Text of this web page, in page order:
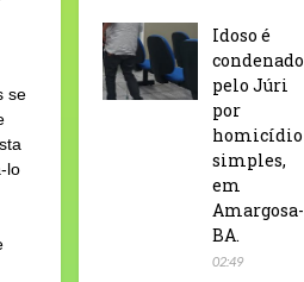
se
lo
Idoso é
condenado
pelo Júri
por
homicídio
simples,
em
Amargosa-
BA.
02:49